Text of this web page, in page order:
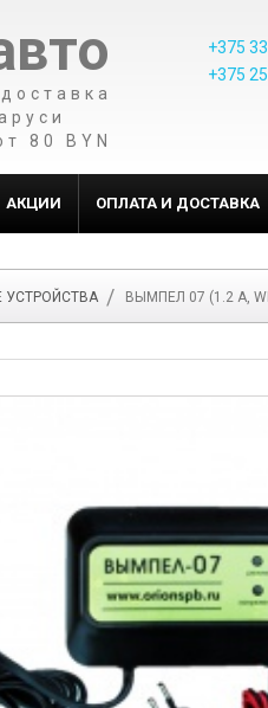
80 BYN
+375 33
+375 25
АКЦИИ ОПЛАТА И ДОСТАВКА
УСТРОЙСТВА ВЫМПЕЛ 07 (1.2 А,